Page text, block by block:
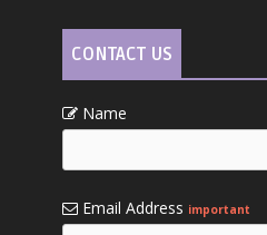
CONTACT US
Name
Email Address important